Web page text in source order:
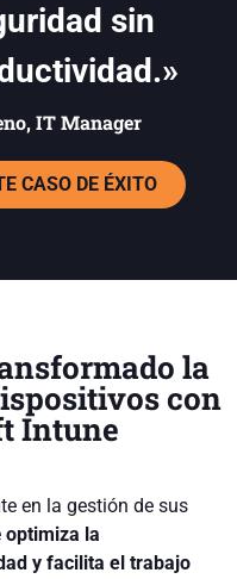
sin
IT Manager
CASO DE ÉXITO
la
con
Intune
en la gestión de sus
optimiza la
y facilita el trabajo